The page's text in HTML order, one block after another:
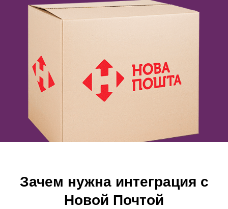
Зачем нужна интеграция с
Новой Почтой